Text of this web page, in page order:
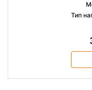
Тип